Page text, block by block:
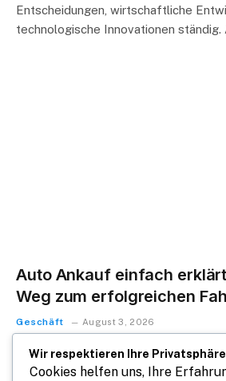
Entscheidungen, wirtschaftliche
technologische Innovationen
Auto Ankauf einfach
Weg zum erfolgreichen
Geschäft August 3, 2026
Der Verkauf eines Fahrzeugs ist für
Unsicherheiten verbunden. Welche
Wir respektieren Ihre Privatsphäre
Cookies helfen uns, Ihre